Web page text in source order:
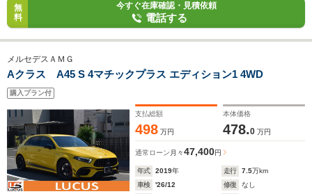
無
料
今すぐ在庫確認・見積依頼
電話する
メルセデスＡＭＧ
Aクラス A45 S 4マチックプラス エディション1 4WD
購入プラン付
支払総額
498 万円
本体価格
478.0 万円
通常ローン 月々47,400円
年式 2019年 走行 7.5万km
車検
'26/12 修復
なし